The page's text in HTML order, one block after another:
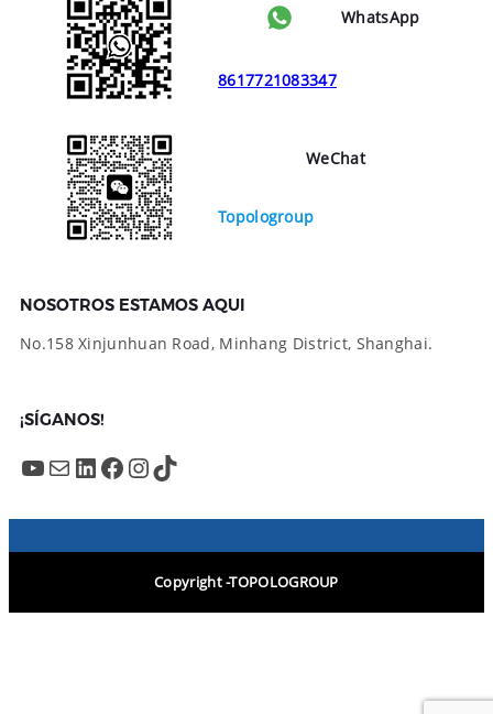
WhatsApp
8617721083347
WeChat
Topologroup
NOSOTROS ESTAMOS AQUI
No.158 Xinjunhuan Road, Minhang District, Shanghai.
¡SÍGANOS!
YouTube Mail LinkedIn Facebook InstagramTikTok
Copyright -TOPOLOGROUP